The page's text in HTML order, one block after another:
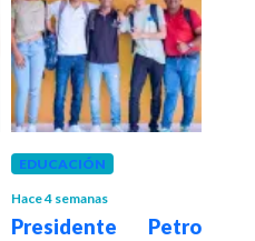
EDUCACIÓN
Hace 4 semanas
Presidente Petro